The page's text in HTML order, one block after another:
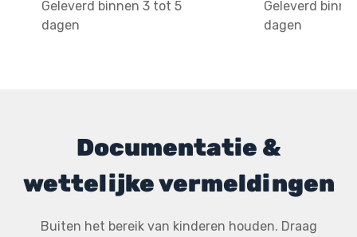
Geleverd binnen 3 tot 5
dagen
Geleverd
dagen
Documentatie &
wettelijke vermeldingen
Buiten het bereik van kinderen houden. Draag